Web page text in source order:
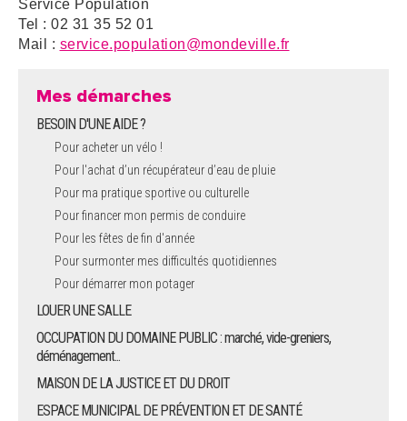
Service Population
Tel : 02 31 35 52 01
Mail : service.population@mondeville.fr
Mes démarches
BESOIN D'UNE AIDE ?
Pour acheter un vélo !
Pour l'achat d’un récupérateur d’eau de pluie
Pour ma pratique sportive ou culturelle
Pour financer mon permis de conduire
Pour les fêtes de fin d'année
Pour surmonter mes difficultés quotidiennes
Pour démarrer mon potager
LOUER UNE SALLE
OCCUPATION DU DOMAINE PUBLIC : marché, vide-greniers,
déménagement...
MAISON DE LA JUSTICE ET DU DROIT
ESPACE MUNICIPAL DE PRÉVENTION ET DE SANTÉ